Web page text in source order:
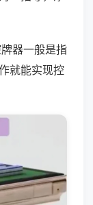
器一般是指
就能实现控